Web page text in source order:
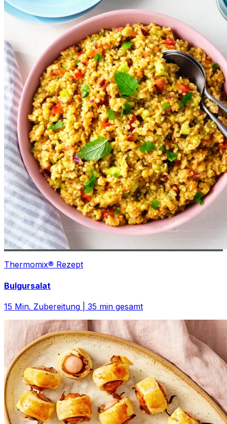
Thermomix® Rezept
Bulgursalat
15 Min. Zubereitung 35 min gesamt